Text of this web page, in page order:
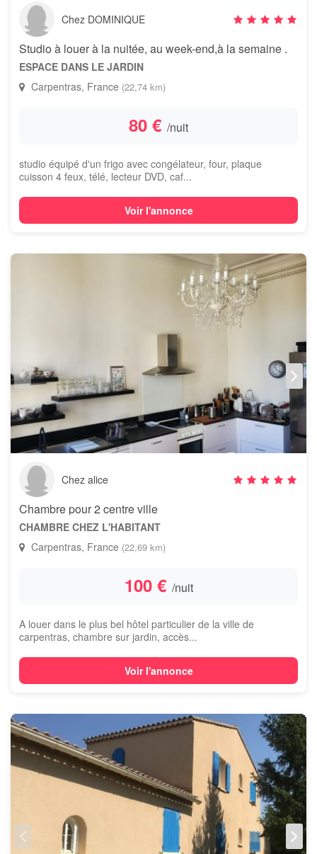
Chez DOMINIQUE
Studio à louer à la nuitée, au week-end,à la semaine .
ESPACE DANS LE JARDIN
Carpentras, France (22,74 km)
80 € /nuit
studio équipé d'un frigo avec congélateur, four, plaque
cuisson 4 feux, télé, lecteur DVD, caf...
Voir l'annonce
Chez alice
Chambre pour 2 centre ville
CHAMBRE CHEZ L'HABITANT
Carpentras, France (22,69 km)
100 € /nuit
A louer dans le plus bel hôtel particulier de la ville de
carpentras, chambre sur jardin, accès...
Voir l'annonce